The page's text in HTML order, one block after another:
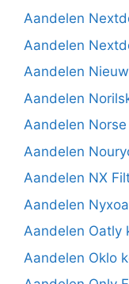
Aandelen
Aandelen
Aandelen
Aandelen
Aandelen
Aandelen
Aandelen NX
Aandelen
Aandelen Oatly
Aandelen Oklo